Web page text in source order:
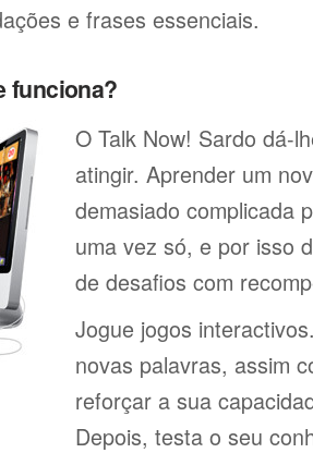
e frases essenciais.
funciona?
O Talk Now! Sardo dá-
atingir. Aprender um
demasiado complicada
uma vez só, e por isso
de desafios com
Jogue jogos
novas palavras, assim
reforçar a sua
Depois, testa o seu